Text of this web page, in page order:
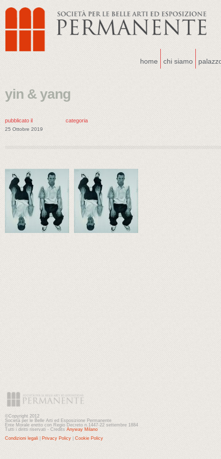
home chi siamo
yin & yang
pubblicato il
25 Ottobre 2019
categoria
©Copyright 2012
Società per le Belle Arti ed Esposizione Permanente
Ente Morale eretto con Regio Decreto n.1447-22 settembre 1884
Tutti i diritti riservati - Credits Anyway Milano
Condizioni legali
Privacy Policy Cookie Policy